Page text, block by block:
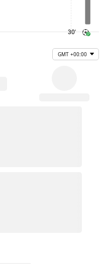
30'
GMT +00:00